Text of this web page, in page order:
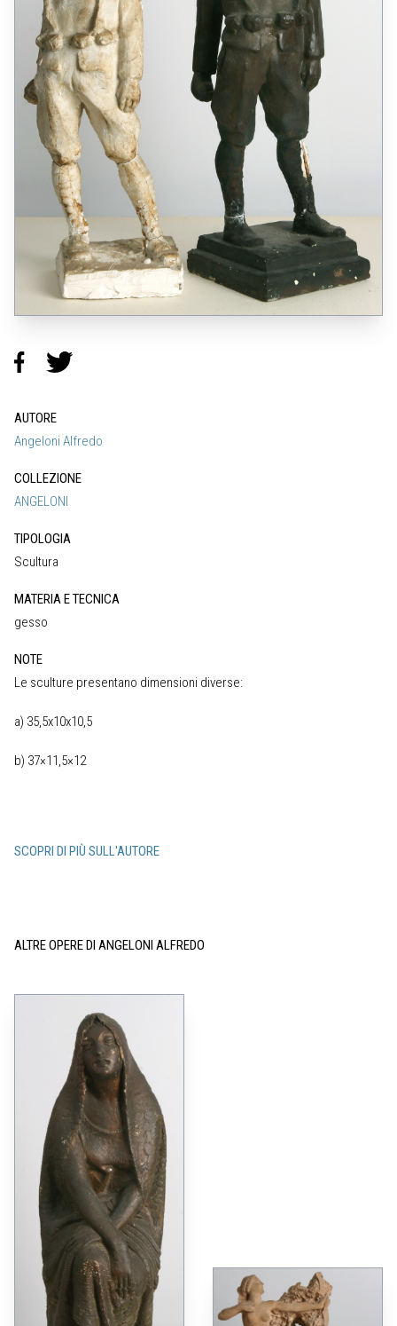
AUTORE
Angeloni Alfredo
COLLEZIONE
ANGELONI
TIPOLOGIA
Scultura
MATERIA E TECNICA
gesso
NOTE
Le sculture presentano dimensioni diverse:
a) 35,5x10x10,5
b) 37×11,5×12
SCOPRI DI PIÙ SULL'AUTORE
ALTRE OPERE DI ANGELONI ALFREDO